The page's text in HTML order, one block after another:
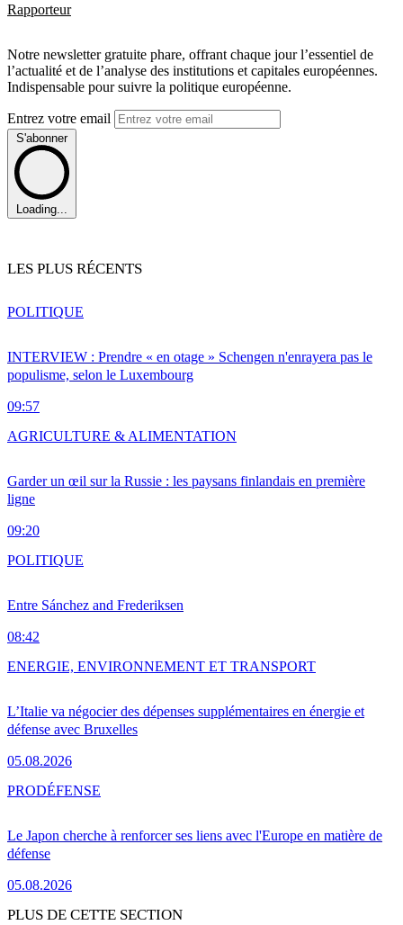
Rapporteur
Notre newsletter gratuite phare, offrant chaque jour l’essentiel de
l’actualité et de l’analyse des institutions et capitales européennes.
Indispensable pour suivre la politique européenne.
Entrez votre email
S'abonner
Loading...
LES PLUS RÉCENTS
INTERVIEW : Prendre « en otage » Schengen n'enrayera pas le
populisme, selon le Luxembourg
09:57
POLITIQUE
Garder un œil sur la Russie : les paysans finlandais en première
ligne
09:20
AGRICULTURE & ALIMENTATION
Entre Sánchez and Frederiksen
08:42
POLITIQUE
L’Italie va négocier des dépenses supplémentaires en énergie et
défense avec Bruxelles
05.08.2026
ENERGIE, ENVIRONNEMENT ET TRANSPORT
Le Japon cherche à renforcer ses liens avec l'Europe en matière de
défense
05.08.2026
PRODÉFENSE
PLUS DE CETTE SECTION